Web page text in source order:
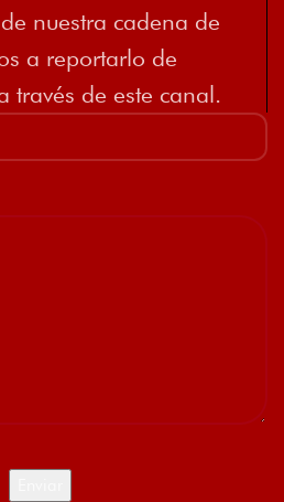
nuestra cadena de
a reportarlo de
través de este canal.